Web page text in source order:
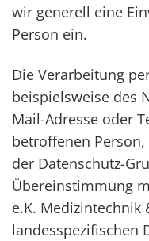
wir generell eine
Person ein.
Die Verarbeitung
beispielsweise des
Mail-Adresse oder
betroffenen
der Datenschutz-
Übereinstimmung
e.K. Medizintechnik
landesspezifischen